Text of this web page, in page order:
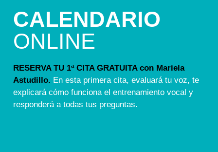
CALENDARIO
ONLINE
RESERVA TU 1ª CITA GRATUITA con Mariela
Astudillo. En esta primera cita, evaluará tu voz, te
explicará cómo funciona el entrenamiento vocal y
responderá a todas tus preguntas.